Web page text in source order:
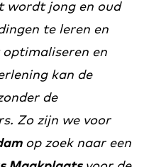
wordt jong en oud
te leren en
optimaliseren en
kan de
de
Zo zijn we voor
op zoek naar een